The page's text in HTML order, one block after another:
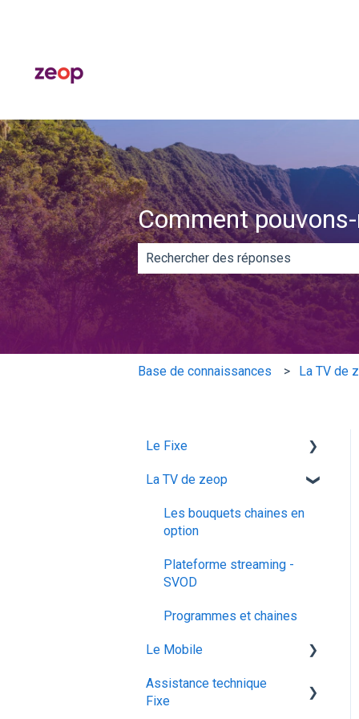
Comment
Il n'y a aucune suggestion car le
Base de connaissances La TV de
Le Fixe
Facturation
Les services
Offres et Options
La TV de zeop
Les bouquets chaines en
option
Plateforme streaming -
SVOD
Programmes et chaines
Le Mobile
configuration ios
Assistance technique
Fixe